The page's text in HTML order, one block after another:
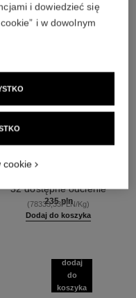
Makijaż – w Mgieniu Oka
32 dostępne odcienie
235 pln
(78333,33PLN/Kg)
Dodaj do koszyka
dodaj
do
koszyka
i dowiedzieć się
i w dowolnym
cookie